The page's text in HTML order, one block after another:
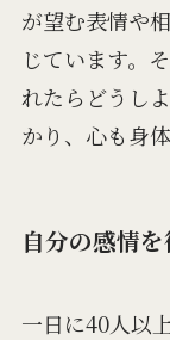
が望む表情や
じています。
れたらどうし
かり、心も身
自分の感情
一日に40人以